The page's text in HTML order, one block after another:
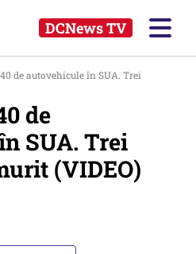
DCNews TV
de autovehicule în SUA. Trei
de
SUA. Trei
(VIDEO)